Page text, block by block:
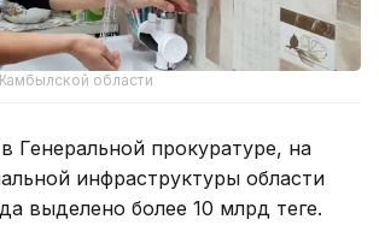
области
Генеральной прокуратуре, на
инфраструктуры области
выделено более 10 млрд теңге.